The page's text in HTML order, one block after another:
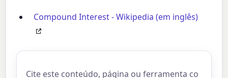
Compound Interest - Wikipedia (em inglês)
Cite este conteúdo, página ou ferramenta co